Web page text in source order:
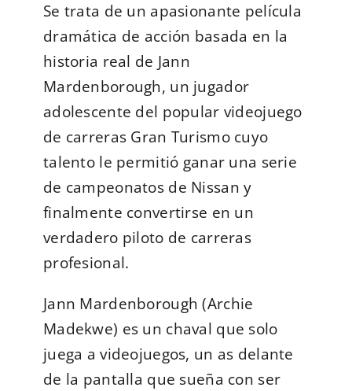
Se trata de un apasionante película
dramática de acción basada en la
historia real de Jann
Mardenborough, un jugador
adolescente del popular videojuego
de carreras Gran Turismo cuyo
talento le permitió ganar una serie
de campeonatos de Nissan y
finalmente convertirse en un
verdadero piloto de carreras
profesional.
Jann Mardenborough (Archie
Madekwe) es un chaval que solo
juega a videojuegos, un as delante
de la pantalla que sueña con ser